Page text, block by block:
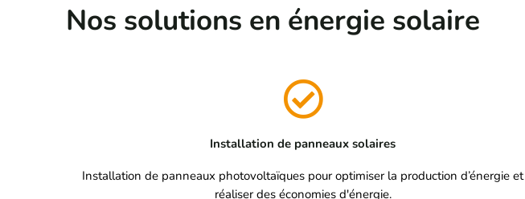
Nos solutions en énergie solaire
Installation de panneaux solaires
Installation de panneaux photovoltaïques pour optimiser la production d’énergie et
réaliser des économies d'énergie.